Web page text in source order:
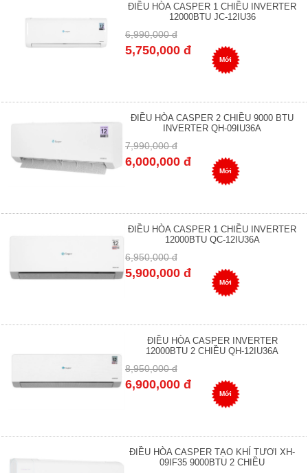
ĐIỀU HÒA CASPER 1 CHIỀU INVERTER
12000BTU JC-12IU36
6,990,000 đ
5,750,000 đ
Mới
ĐIỀU HÒA CASPER 2 CHIỀU 9000 BTU
INVERTER QH-09IU36A
7,990,000 đ
6,000,000 đ
Mới
ĐIỀU HÒA CASPER 1 CHIỀU INVERTER
12000BTU QC-12IU36A
6,950,000 đ
5,900,000 đ
Mới
ĐIỀU HÒA CASPER INVERTER
12000BTU 2 CHIỀU QH-12IU36A
8,950,000 đ
6,900,000 đ
Mới
ĐIỀU HÒA CASPER TẠO KHÍ TƯƠI XH-
09IF35 9000BTU 2 CHIỀU